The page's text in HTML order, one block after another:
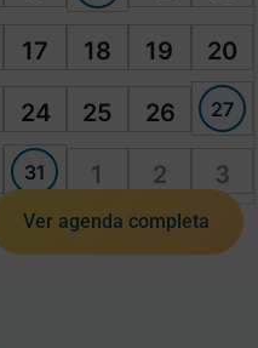
17 18 19 20
24 25 26 27
31 1 2 3
Ver agenda completa